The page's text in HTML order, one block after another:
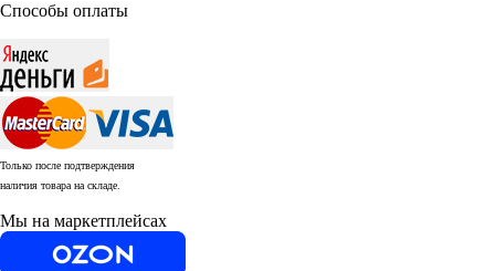
Способы оплаты
Только после подтверждения
наличия товара на складе.
Мы на маркетплейсах